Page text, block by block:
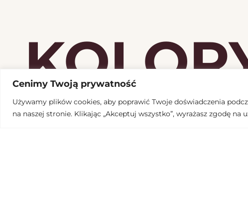
Cenimy Twoją prywatność
Używamy plików cookies, aby poprawić Twoje doświadczenia
na naszej stronie. Klikając „Akceptuj wszystko”, wyrażasz zgodę na